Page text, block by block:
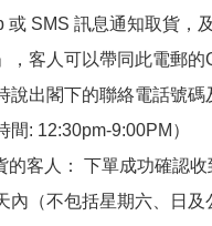
或 SMS 訊息通知取貨，
，客人可以帶同此電郵的
說出閣下的聯絡電話號碼
間: 12:30pm-9:00PM）
的客人： 下單成功確認
內（不包括星期六、日及